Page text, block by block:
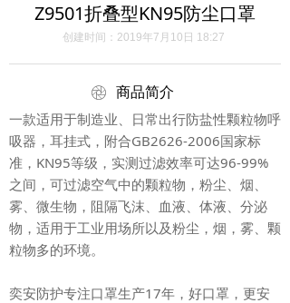
Z9501折叠型KN95防尘口罩
商品简介
创建时间： 2019年7月10日 18:27
一款适用于制造业、日常出行防盐性颗粒物呼
吸器，耳挂式，附合GB2626-2006国家标
准，KN95等级，实测过滤效率可达96-99%
之间，可过滤空气中的颗粒物，粉尘、烟、
雾、微生物，阻隔飞沫、血液、体液、分泌
物，适用于工业用场所以及粉尘，烟，雾、颗
粒物多的环境。
奕安防护专注口罩生产17年，好口罩，更安
ꁵ